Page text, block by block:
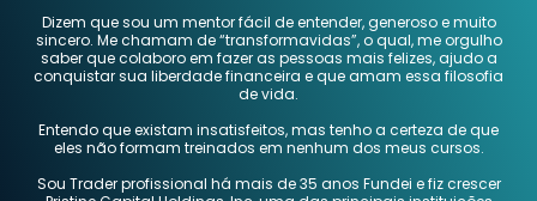
Dizem que sou um mentor fácil de entender, generoso e muito
sincero. Me chamam de “transformavidas”, o qual, me orgulho
saber que colaboro em fazer as pessoas mais felizes, ajudo a
conquistar sua liberdade financeira e que amam essa filosofia
de vida.
Entendo que existam insatisfeitos, mas tenho a certeza de que
eles não formam treinados em nenhum dos meus cursos.
Sou Trader profissional há mais de 35 anos Fundei e fiz crescer